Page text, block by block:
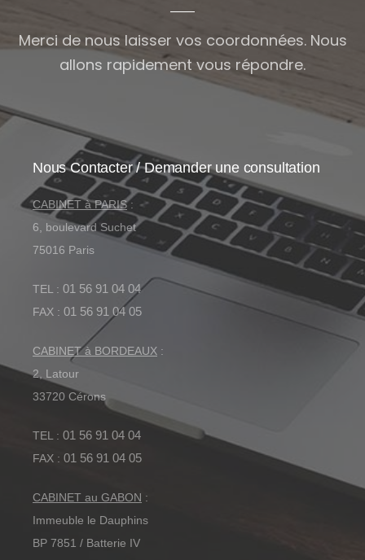
Merci de nous laisser vos coordonnées.Nous
allons rapidement vous répondre.
Nous Contacter / Demander une consultation
CABINET à PARIS:
6, boulevard Suchet
75016 Paris
TEL : 01 56 91 04 04
FAX : 01 56 91 04 05
CABINET à BORDEAUX :
2, Latour
33720 Cérons
TEL : 01 56 91 04 04
FAX : 01 56 91 04 05
CABINET au GABON :
Immeuble le Dauphins
BP 7851 / Batterie IV